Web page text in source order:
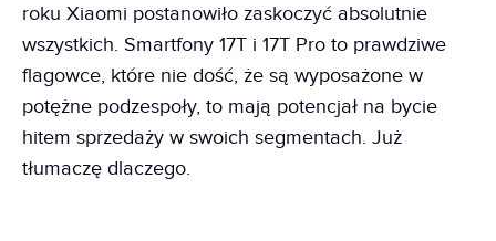
roku Xiaomi postanowiło zaskoczyć absolutnie
wszystkich. Smartfony 17T i 17T Pro to prawdziwe
flagowce, które nie dość, że są wyposażone w
potężne podzespoły, to mają potencjał na bycie
hitem sprzedaży w swoich segmentach. Już
tłumaczę dlaczego.